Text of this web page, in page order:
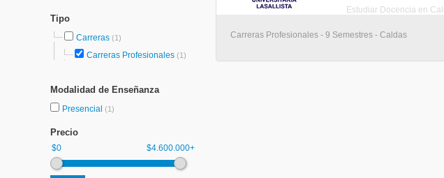
Tipo
Carreras (1)
Carreras Profesionales (1)
Modalidad de Enseñanza
Presencial (1)
Precio
$0 $4.600.000+
Estudiar Docencia en
Carreras Profesionales - 9 Semestres - Caldas